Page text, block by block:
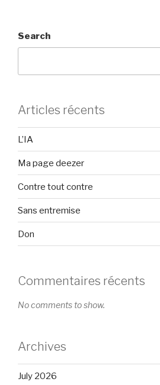
Search
Articles récents
L’IA
Ma page deezer
Contre tout contre
Sans entremise
Don
Commentaires récents
No comments to show.
Archives
July 2026